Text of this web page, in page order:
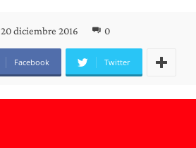
20 diciembre 2016 0
Facebook Twitter